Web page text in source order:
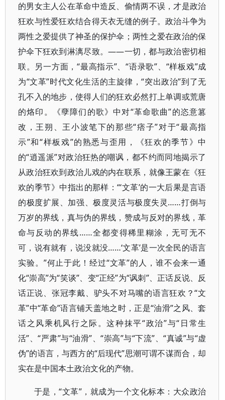
的男女主人公在革命中造反、偷情两不误，才是政治
狂欢与性爱狂欢结合得天衣无缝的例子。政治斗争为
两性之爱提供了神圣的保护伞；两性之爱在政治的保
护伞下狂欢到淋漓尽致。——一切，都与政治密切相
联。另一方面，“最高指示”、“语录歌”、“样板戏”成
为“文革”时代文化生活的主旋律，“突出政治”到了无
孔不入的地步，使得人们的狂欢必然打上单调或荒唐
的烙印。《孽障们的歌》中对“革命歌曲”的恣意篡
改，王朔、王小波笔下的那些“痞子”对于“最高指
示”和“样板戏”的熟悉与歪用，《狂欢的季节》中
的“逍遥派”对政治狂热的嘲讽，都不约而同地揭示了
从政治狂欢到政治儿戏的内在联系，就像王蒙在《狂
欢的季节》中指出的那样：“‘文革’的一大后果是言语
的极度扩展、加强、极度灵活与极度失灵……打倒与
万岁的界线，真与伪的界线，赞成与反对的界线，革
命与反动的界线……全都变得稀里糊涂，无可无不
可，说有就有，说没就没……‘文革’是一次全民的语言
实验。”何止于此！经过“文革”的人，谁不会来一通
化“崇高”为“笑谈”、变“正经”为“讽刺”、正话反说、反
话正说、张冠李戴、驴头不对马嘴的语言狂欢？“文
革”中“革命”语言铺天盖地之时，正是“油滑”之风、套
话之风乘机风行之际。这种抹平“政治”与“日常生
活”、“严肃”与“油滑”、“崇高”与“下流”、“真诚”与“虚
伪”的语言，与西方的“后现代”思潮可谓不谋而合，却
实在是中国本土政治文化的产物。
于是，“文革”，就成为一个文化标本：大众政治